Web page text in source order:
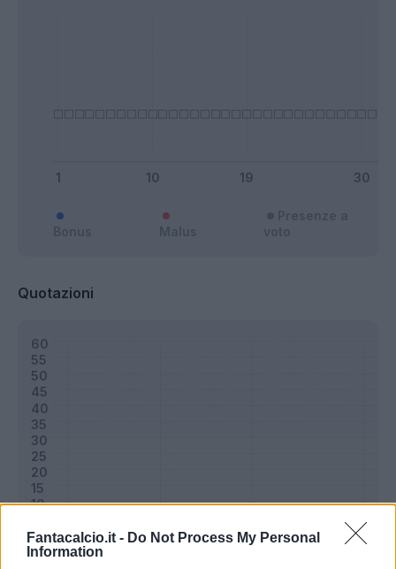
Fantacalcio.it - Do Not Process My Personal
Information
Quotazioni